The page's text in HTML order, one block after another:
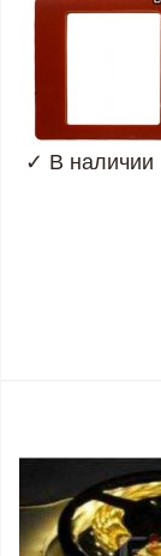
✓ В наличии